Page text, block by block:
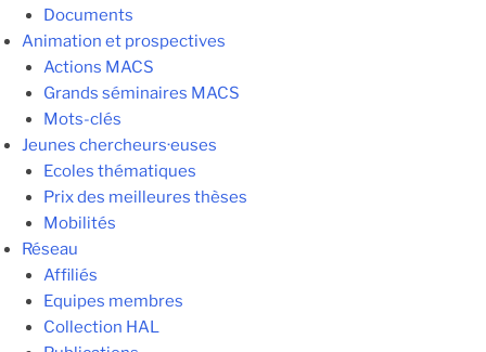
Documents
Animation et prospectives
Actions MACS
Grands séminaires MACS
Mots-clés
Jeunes chercheurs·euses
Ecoles thématiques
Prix des meilleures thèses
Mobilités
Réseau
Affiliés
Equipes membres
Collection HAL